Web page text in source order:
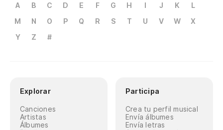
A B C D E F G H I J K
L
M
N O P Q R S T U V W
X
Y
Z #
Explorar
Canciones
Artistas
Álbumes
Participa
Crea tu perfil musical
Envía álbumes
Envía letras